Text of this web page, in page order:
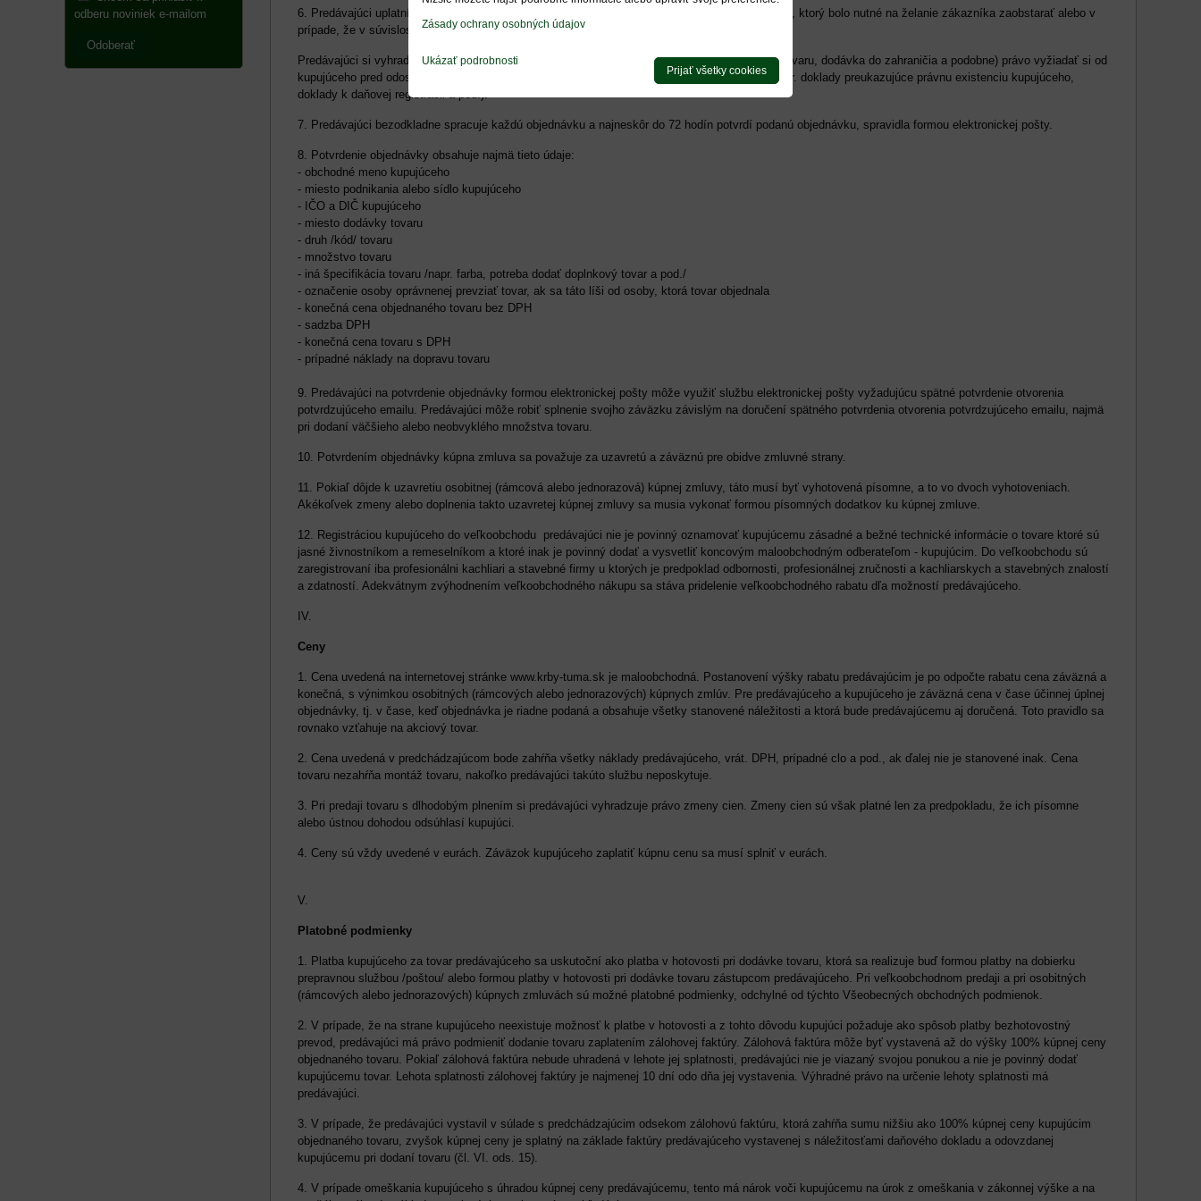
6. Predávajúci uplatní právo na náhradu škody hlavne v prípade nákupu tovaru "na objednávku", ktorý bolo nutné na želanie zákazníka zaobstarať alebo v
prípade, že v súvislosti so zaistením tovaru došlo už k vynaloženiu preukázateľných nákladov.
Predávajúci si vyhradzuje v určitých prípadoch (splátkový predaj, neobvykle veľké množstvo tovaru, dodávka do zahraničia a podobne) právo vyžiadať si od
kupujúceho pred odoslaním potvrdenia objednávky dodanie ďalších príslušných podkladov (napr. doklady preukazujúce právnu existenciu kupujúceho,
doklady k daňovej registrácii a pod.).
7. Predávajúci bezodkladne spracuje každú objednávku a najneskôr do 72 hodín potvrdí podanú objednávku, spravidla formou elektronickej pošty.
8. Potvrdenie objednávky obsahuje najmä tieto údaje:
- obchodné meno kupujúceho
- miesto podnikania alebo sídlo kupujúceho
- IČO a DIČ kupujúceho
- miesto dodávky tovaru
- druh /kód/ tovaru
- množstvo tovaru
- iná špecifikácia tovaru /napr. farba, potreba dodať doplnkový tovar a pod./
- označenie osoby oprávnenej prevziať tovar, ak sa táto líši od osoby, ktorá tovar objednala
- konečná cena objednaného tovaru bez DPH
- sadzba DPH
- konečná cena tovaru s DPH
- prípadné náklady na dopravu tovaru
9. Predávajúci na potvrdenie objednávky formou elektronickej pošty môže využiť službu elektronickej pošty vyžadujúcu spätné potvrdenie otvorenia
potvrdzujúceho emailu. Predávajúci môže robiť splnenie svojho záväzku závislým na doručení spätného potvrdenia otvorenia potvrdzujúceho emailu, najmä
pri dodaní väčšieho alebo neobvyklého množstva tovaru.
10. Potvrdením objednávky kúpna zmluva sa považuje za uzavretú a záväznú pre obidve zmluvné strany.
11. Pokiaľ dôjde k uzavretiu osobitnej (rámcová alebo jednorazová) kúpnej zmluvy, táto musí byť vyhotovená písomne, a to vo dvoch vyhotoveniach.
Akékoľvek zmeny alebo doplnenia takto uzavretej kúpnej zmluvy sa musia vykonať formou písomných dodatkov ku kúpnej zmluve.
12. Registráciou kupujúceho do veľkoobchodu predávajúci nie je povinný oznamovať kupujúcemu zásadné a bežné technické informácie o tovare ktoré sú
jasné živnostníkom a remeselníkom a ktoré inak je povinný dodať a vysvetliť koncovým maloobchodným odberateľom - kupujúcim. Do veľkoobchodu sú
zaregistrovaní iba profesionálni kachliari a stavebné firmy u ktorých je predpoklad odbornosti, profesionálnej zručnosti a kachliarskych a stavebných znalostí
a zdatností. Adekvátnym zvýhodnením veľkoobchodného nákupu sa stáva pridelenie veľkoobchodného rabatu dľa možností predávajúceho.
IV.
Ceny
1. Cena uvedená na internetovej stránke www.krby-tuma.sk je maloobchodná. Postanovení výšky rabatu predávajúcim je po odpočte rabatu cena záväzná a
konečná, s výnimkou osobitných (rámcových alebo jednorazových) kúpnych zmlúv. Pre predávajúceho a kupujúceho je záväzná cena v čase účinnej úplnej
objednávky, tj. v čase, keď objednávka je riadne podaná a obsahuje všetky stanovené náležitosti a ktorá bude predávajúcemu aj doručená. Toto pravidlo sa
rovnako vzťahuje na akciový tovar.
2. Cena uvedená v predchádzajúcom bode zahŕňa všetky náklady predávajúceho, vrát. DPH, prípadné clo a pod., ak ďalej nie je stanovené inak. Cena
tovaru nezahŕňa montáž tovaru, nakoľko predávajúci takúto službu neposkytuje.
3. Pri predaji tovaru s dlhodobým plnením si predávajúci vyhradzuje právo zmeny cien. Zmeny cien sú však platné len za predpokladu, že ich písomne
alebo ústnou dohodou odsúhlasí kupujúci.
4. Ceny sú vždy uvedené v eurách. Záväzok kupujúceho zaplatiť kúpnu cenu sa musí splniť v eurách.
V.
Platobné podmienky
1. Platba kupujúceho za tovar predávajúceho sa uskutoční ako platba v hotovosti pri dodávke tovaru, ktorá sa realizuje buď formou platby na dobierku
prepravnou službou /poštou/ alebo formou platby v hotovosti pri dodávke tovaru zástupcom predávajúceho. Pri veľkoobchodnom predaji a pri osobitných
(rámcových alebo jednorazových) kúpnych zmluvách sú možné platobné podmienky, odchylné od týchto Všeobecných obchodných podmienok.
2. V prípade, že na strane kupujúceho neexistuje možnosť k platbe v hotovosti a z tohto dôvodu kupujúci požaduje ako spôsob platby bezhotovostný
prevod, predávajúci má právo podmieniť dodanie tovaru zaplatením zálohovej faktúry. Zálohová faktúra môže byť vystavená až do výšky 100% kúpnej ceny
objednaného tovaru. Pokiaľ zálohová faktúra nebude uhradená v lehote jej splatnosti, predávajúci nie je viazaný svojou ponukou a nie je povinný dodať
kupujúcemu tovar. Lehota splatnosti zálohovej faktúry je najmenej 10 dní odo dňa jej vystavenia. Výhradné právo na určenie lehoty splatnosti má
predávajúci.
3. V prípade, že predávajúci vystavil v súlade s predchádzajúcim odsekom zálohovú faktúru, ktorá zahŕňa sumu nižšiu ako 100% kúpnej ceny kupujúcim
objednaného tovaru, zvyšok kúpnej ceny je splatný na základe faktúry predávajúceho vystavenej s náležitosťami daňového dokladu a odovzdanej
kupujúcemu pri dodaní tovaru (čl. VI. ods. 15).
4. V prípade omeškania kupujúceho s úhradou kúpnej ceny predávajúcemu, tento má nárok voči kupujúcemu na úrok z omeškania v zákonnej výške a na
odberu noviniek e-mailom
Odoberať
Zásady ochrany osobných údajov
Ukázať podrobnosti
Prijať všetky cookies